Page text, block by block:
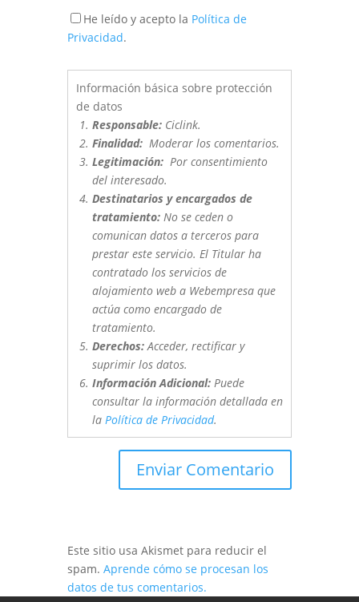
He leído y acepto la Política de
Privacidad.
Información básica sobre protección
de datos
Responsable: Ciclink.
Finalidad: Moderar los comentarios.
Legitimación: Por consentimiento
del interesado.
Destinatarios y encargados de
tratamiento: No se ceden o
comunican datos a terceros para
prestar este servicio. El Titular ha
contratado los servicios de
alojamiento web a Webempresa que
actúa como encargado de
tratamiento.
Derechos: Acceder, rectificar y
suprimir los datos.
Información Adicional: Puede
consultar la información detallada en
la Política de Privacidad.
Este sitio usa Akismet para reducir el
spam. Aprende cómo se procesan los
datos de tus comentarios.